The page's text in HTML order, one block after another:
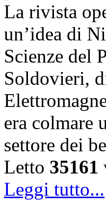
La rivista
un’idea di
Scienze del
Soldovieri,
era colmare
settore dei
Letto 35161
Leggi tutto...